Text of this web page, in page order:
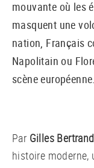
mouvante où les
masquent une
nation, Français
Napolitain ou
scène européenne.
Par Gilles Bertrand
histoire moderne,